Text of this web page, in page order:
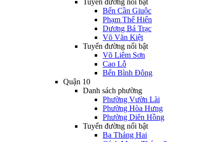
Tuyến đường nổi bật
Bến Cần Giuộc
Phạm Thế Hiển
Dương Bá Trạc
Võ Văn Kiệt
Tuyến đường nổi bật
Võ Liêm Sơn
Cao Lỗ
Bến Bình Đông
Quận 10
Danh sách phường
Phường Vườn Lài
Phường Hòa Hưng
Phường Diên Hồng
Tuyến đường nổi bật
Ba Tháng Hai